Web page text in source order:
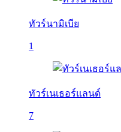
ทัวร์นามิเบีย
1
ทัวร์เนเธอร์แลนด์
7